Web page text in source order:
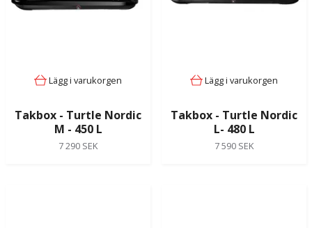
Lägg i varukorgen
Takbox - Turtle Nordic
M - 450 L
7 290 SEK
Lägg i varukorgen
Takbox - Turtle Nordic
L- 480 L
7 590 SEK